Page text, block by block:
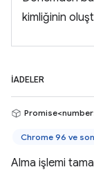
kimliğinin
İADELER
Chrome 96 ve
Alma işlemi